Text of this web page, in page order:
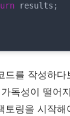
results;
드를 작성하
독성이 떨어
토링을 시작해